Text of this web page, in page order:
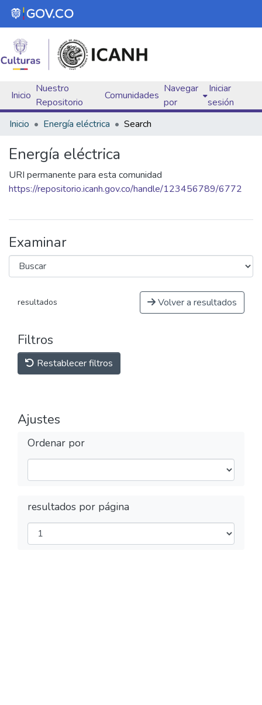
Inicio
Nuestro
Repositorio
Comunidades
Navegar
por
Iniciar
sesión
Inicio
Energía eléctrica Search
Energía eléctrica
URI permanente para esta comunidad
https://repositorio.icanh.gov.co/handle/123456789/6772
Examinar
resultados Volver a resultados
Filtros
Restablecer filtros
Ajustes
Ordenar por
resultados por página